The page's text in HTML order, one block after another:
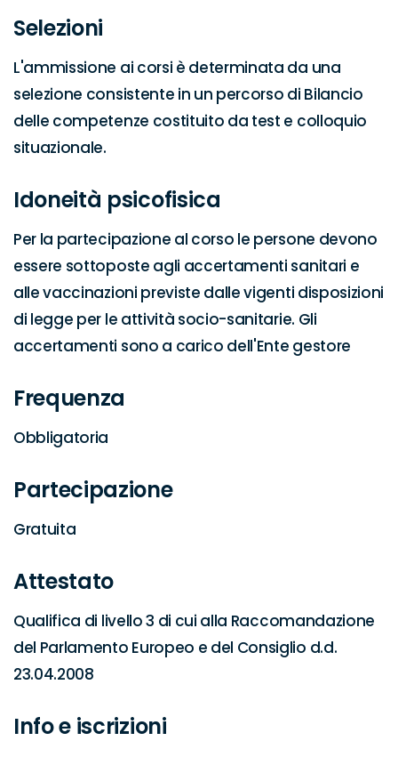
Selezioni
L'ammissione ai corsi è determinata da una
selezione consistente in un percorso di Bilancio
delle competenze costituito da test e colloquio
situazionale.
Idoneità psicofisica
Per la partecipazione al corso le persone devono
essere sottoposte agli accertamenti sanitari e
alle vaccinazioni previste dalle vigenti disposizioni
di legge per le attività socio-sanitarie. Gli
accertamenti sono a carico dell'Ente gestore
Frequenza
Obbligatoria
Partecipazione
Gratuita
Attestato
Qualifica di livello 3 di cui alla Raccomandazione
del Parlamento Europeo e del Consiglio d.d.
23.04.2008
Info e iscrizioni